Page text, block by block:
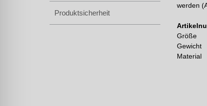
Produktsicherheit
werden
Größe
Gewicht
Material